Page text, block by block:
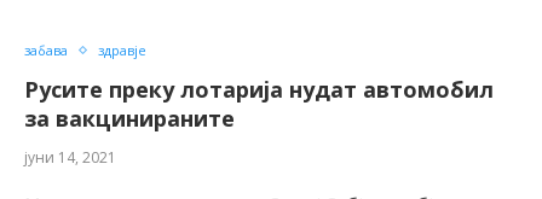
забава здравје
Русите преку лотарија нудат автомобил
за вакцинираните
јуни 14, 2021